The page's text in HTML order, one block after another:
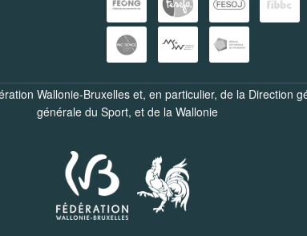
Wallonie-Bruxelles et, en particulier, de la Direction
générale du Sport, et de la Wallonie